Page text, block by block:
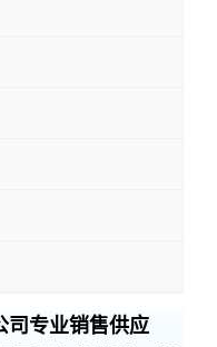
司专业销售供应